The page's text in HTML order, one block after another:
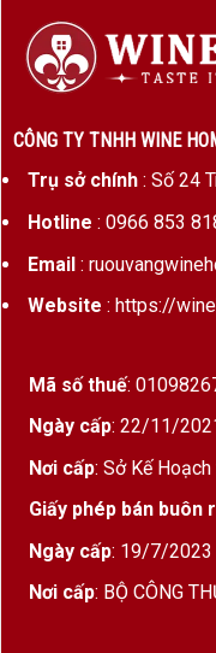
CÔNG TY TNHH WINE
Trụ sở chính: Số 24
Hotline : 0966 853
Email:
Website : https://
Mã số thuế:
Ngày cấp: 22/11/
Nơi cấp: Sở Kế
Giấy phép bán buôn
Ngày cấp: 19/7/2023
Nơi cấp: BỘ CÔNG